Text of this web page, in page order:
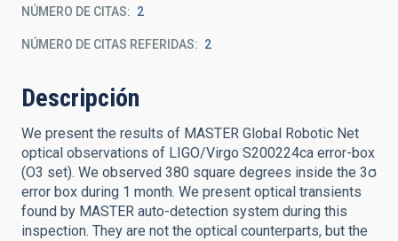
NÚMERO DE CITAS 2
NÚMERO DE CITAS REFERIDAS 2
Descripción
We present the results of MASTER Global Robotic Net
optical observations of LIGO/Virgo S200224ca error-box
(O3 set). We observed 380 square degrees inside the 3σ
error box during 1 month. We present optical transients
found by MASTER auto-detection system during this
inspection. They are not the optical counterparts, but the